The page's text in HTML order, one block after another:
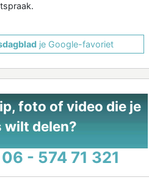
je Google-favoriet
foto of video die je
wilt delen?
06 - 574 71 321